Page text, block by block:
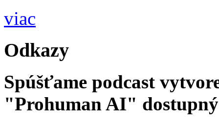
viac
Odkazy
Spúšťame podcast
"Prohuman AI"